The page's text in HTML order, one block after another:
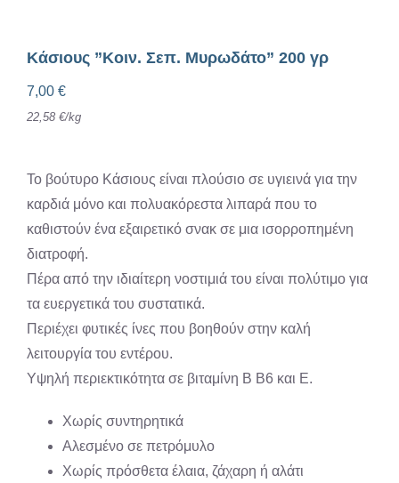
Κάσιους ”Κοιν. Σεπ. Μυρωδάτο” 200 γρ
7,00 €
22,58 €/kg
Το βούτυρο Κάσιους είναι πλούσιο σε υγιεινά για την
καρδιά μόνο και πολυακόρεστα λιπαρά που το
καθιστούν ένα εξαιρετικό σνακ σε μια ισορροπημένη
διατροφή.
Πέρα από την ιδιαίτερη νοστιμιά του είναι πολύτιμο για
τα ευεργετικά του συστατικά.
Περιέχει φυτικές ίνες που βοηθούν στην καλή
λειτουργία του εντέρου.
Υψηλή περιεκτικότητα σε βιταμίνη Β Β6 και Ε.
Χωρίς συντηρητικά
Αλεσμένο σε πετρόμυλο
Χωρίς πρόσθετα έλαια, ζάχαρη ή αλάτι